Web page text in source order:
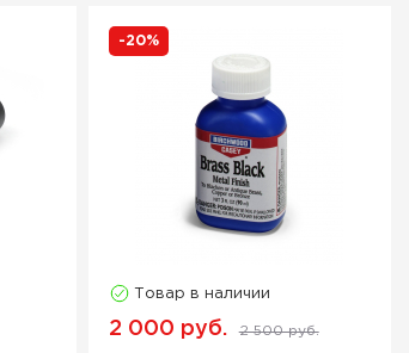
-20%
Товар в наличии
2 000 руб. 2 500 руб.